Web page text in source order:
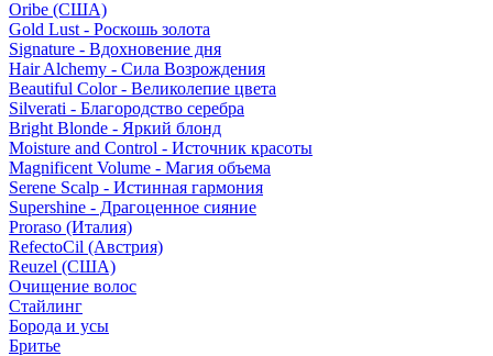
Oribe (США)
Gold Lust - Роскошь золота
Signature - Вдохновение дня
Hair Alchemy - Сила Возрождения
Beautiful Color - Великолепие цвета
Silverati - Благородство серебра
Bright Blonde - Яркий блонд
Moisture and Control - Источник красоты
Magnificent Volume - Магия объема
Serene Scalp - Истинная гармония
Supershine - Драгоценное сияние
Proraso (Италия)
RefectoCil (Австрия)
Reuzel (США)
Очищение волос
Стайлинг
Борода и усы
Бритье